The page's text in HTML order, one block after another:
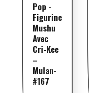
Pop -
Figurine
Mushu
Avec
Cri-Kee
–
Mulan-
#167